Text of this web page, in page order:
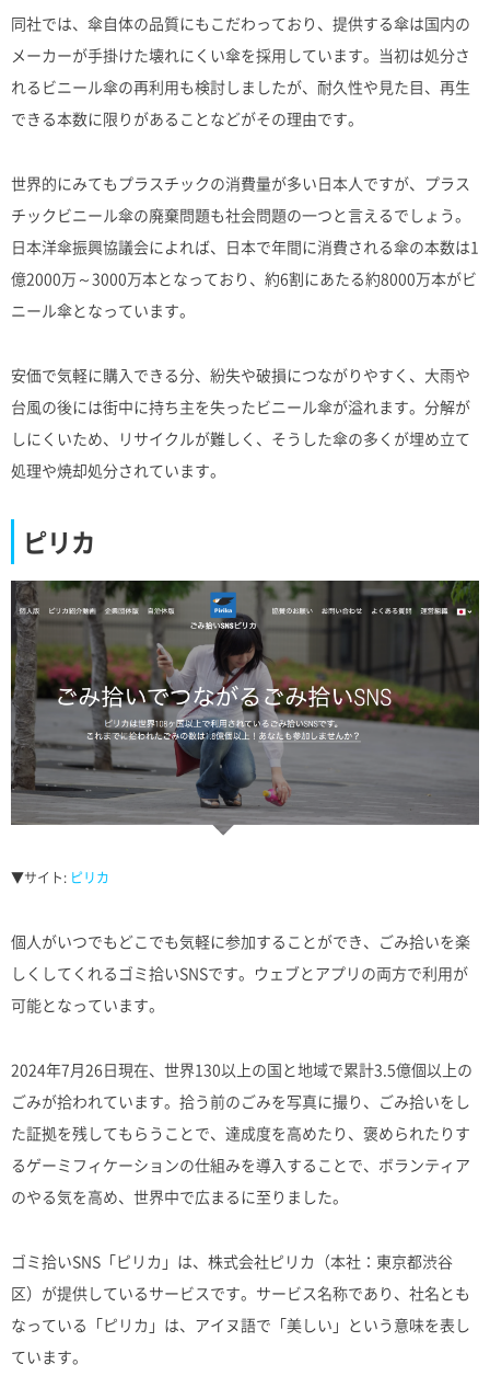
同社では、傘自体の品質にもこだわっており、提供する傘は国内の
メーカーが手掛けた壊れにくい傘を採用しています。当初は処分さ
れるビニール傘の再利用も検討しましたが、耐久性や見た目、再生
できる本数に限りがあることなどがその理由です。
世界的にみてもプラスチックの消費量が多い日本人ですが、プラス
チックビニール傘の廃棄問題も社会問題の一つと言えるでしょう。
日本洋傘振興協議会によれば、日本で年間に消費される傘の本数は1
億2000万～3000万本となっており、約6割にあたる約8000万本がビ
ニール傘となっています。
安価で気軽に購入できる分、紛失や破損につながりやすく、大雨や
台風の後には街中に持ち主を失ったビニール傘が溢れます。分解が
しにくいため、リサイクルが難しく、そうした傘の多くが埋め立て
処理や焼却処分されています。
ピリカ
▼サイト: ピリカ
個人がいつでもどこでも気軽に参加することができ、ごみ拾いを楽
しくしてくれるゴミ拾いSNSです。ウェブとアプリの両方で利用が
可能となっています。
2024年7月26日現在、世界130以上の国と地域で累計3.5億個以上の
ごみが拾われています。拾う前のごみを写真に撮り、ごみ拾いをし
た証拠を残してもらうことで、達成度を高めたり、褒められたりす
るゲーミフィケーションの仕組みを導入することで、ボランティア
のやる気を高め、世界中で広まるに至りました。
ゴミ拾いSNS「ピリカ」は、株式会社ピリカ（本社：東京都渋谷
区）が提供しているサービスです。サービス名称であり、社名とも
なっている「ピリカ」は、アイヌ語で「美しい」という意味を表し
ています。